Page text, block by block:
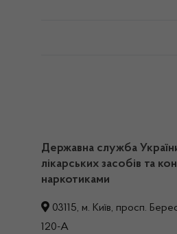
Державна служба
лікарських засобів та
наркотиками
03115, м. Київ, просп.
120-А